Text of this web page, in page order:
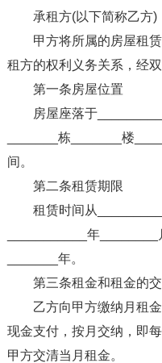
承租方(以下简称乙方)
甲方将所属的房屋租
租方的权利义务关系，经
第一条房屋位置
房屋座落于
_______栋_______楼
间。
第二条租赁期限
租赁时间从
___________年
_______年。
第三条租金和租金的
乙方向甲方缴纳月租
现金支付，按月交纳，即
甲方交清当月租金。